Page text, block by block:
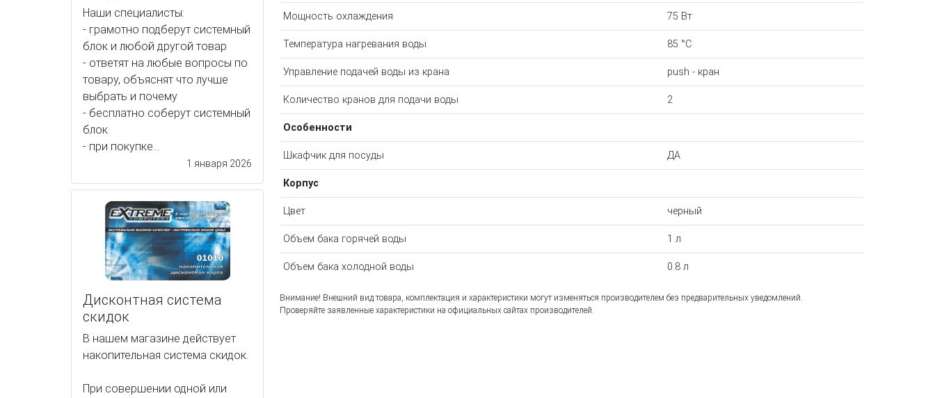
Наши специалисты:
- грамотно подберут системный
блок и любой другой товар
- ответят на любые вопросы по
товару, объяснят что лучше
выбрать и почему
- бесплатно соберут системный
блок
- при покупке...
1 января 2026
Дисконтная система
скидок
В нашем магазине действует
накопительная система скидок.
При совершении одной или
Мощность охлаждения 75 Вт
Температура нагревания воды 85 °С
Управление подачей воды из крана push - кран
Количество кранов для подачи воды 2
Особенности
Шкафчик для посуды ДА
Корпус
Цвет черный
Объем бака горячей воды 1 л
Объем бака холодной воды 0.8 л
Внимание! Внешний вид товара, комплектация и характеристики могут изменяться производителем без предварительных уведомлений.
Проверяйте заявленные характеристики на официальных сайтах производителей.